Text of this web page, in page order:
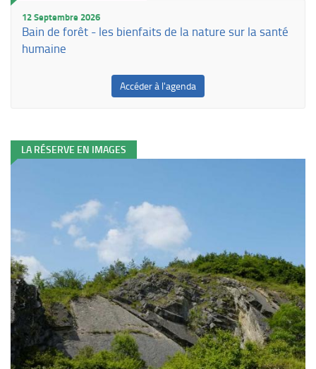
12 Septembre 2026
Bain de forêt - les bienfaits de la nature sur la santé
humaine
Accéder à l'agenda
LA RÉSERVE EN IMAGES